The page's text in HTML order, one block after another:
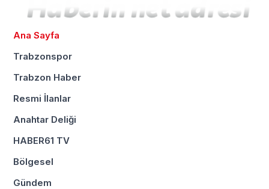
Ana Sayfa
Trabzonspor
Trabzon Haber
Resmi İlanlar
Anahtar Deliği
HABER61 TV
Bölgesel
Gündem